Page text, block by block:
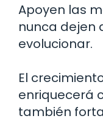
Apoyen las
nunca dejen
evolucionar.
El
enriquecerá
también